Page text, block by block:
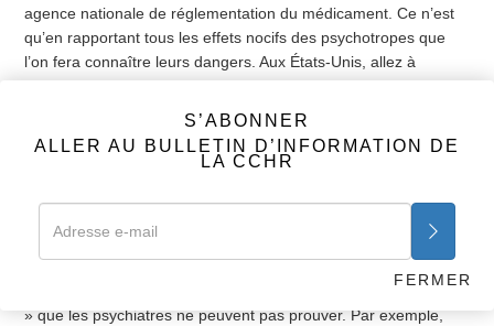
agence nationale de réglementation du médicament. Ce n’est
qu’en rapportant tous les effets nocifs des psychotropes que
l’on fera connaître leurs dangers. Aux États-Unis, allez à
www.fda.gov/medwatchpour rapporter les effets nocifs d’un
médicament psychotrope ou allez à
www.cchrint.org/psychdrugdangers pour obtenir davantage de
renseignements au sujet de ces psychotropes.
expérience psychiatrique, car elles peuvent créer des
la prescription de psychotropes pour pourvoir à un « diagnostic
» que les psychiatres ne peuvent pas prouver. Par exemple,
S’ABONNER
ALLER AU BULLETIN D’INFORMATION DE
LA CCHR
FERMER